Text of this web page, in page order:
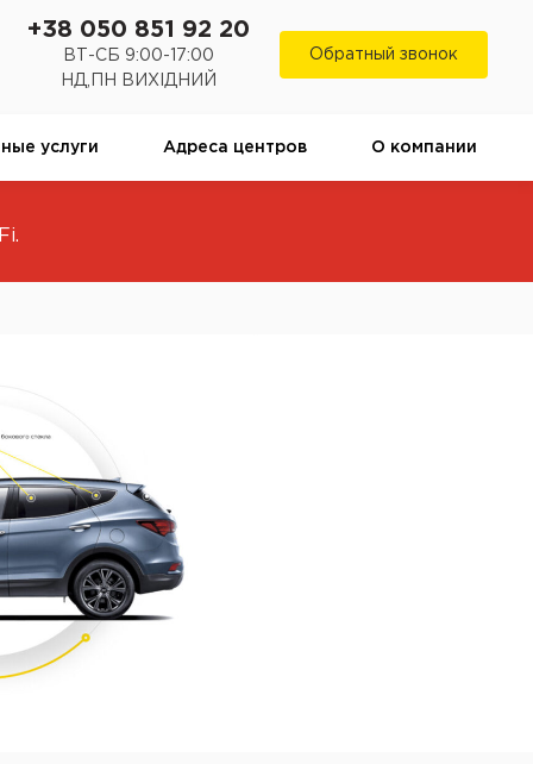
+38 050 851 92 20
ВТ-СБ 9:00-17:00
НД,ПН ВИХІДНИЙ
Обратный звонок
услуги Адреса центров О компании